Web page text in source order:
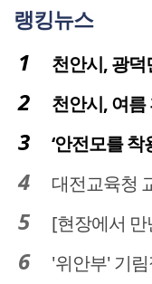
랭킹뉴스
천안시, 광덕면
천안시, 여름
‘안전모를 착
대전교육청 교
[현장에서 만난 사람]세
'위안부' 기림절,